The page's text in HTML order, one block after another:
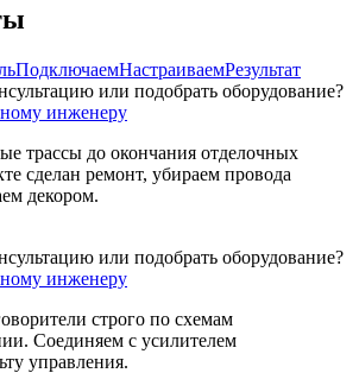
ПодключаемНастраиваемРезультат
или подобрать оборудование?
инженеру
трассы до окончания отделочных
сделан ремонт, убираем провода
декором.
или подобрать оборудование?
инженеру
строго по схемам
Соединяем с усилителем
управления.